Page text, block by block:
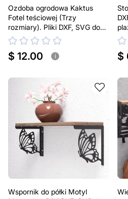
Ozdoba ogrodowa Kaktus
Fotel teściowej (Trzy
rozmiary). Pliki DXF, SVG do
cięcia plazmowego i
laserowego. Echinokaktus
Grusona. Dekoracja na
$ 12.00 i $
Wspornik do półki Motyl